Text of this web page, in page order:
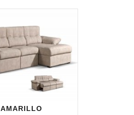
AMARILLO